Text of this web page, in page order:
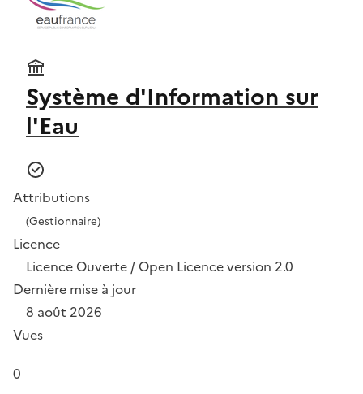
Système d'Information sur
l'Eau
Attributions
(Gestionnaire)
Licence
Licence Ouverte / Open Licence version 2.0
Dernière mise à jour
8 août 2026
Vues
0